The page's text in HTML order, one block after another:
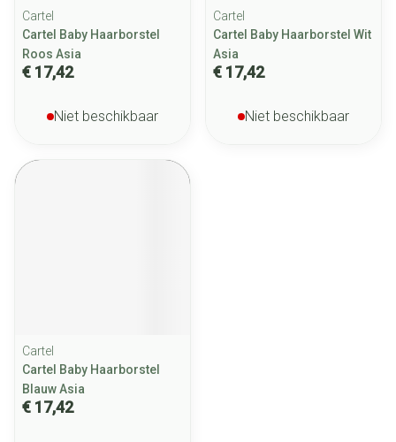
Cartel
Cartel Baby Haarborstel
Roos Asia
€ 17,42
Niet beschikbaar
Cartel
Cartel Baby Haarborstel Wit
Asia
€ 17,42
Niet beschikbaar
Cartel
Cartel Baby Haarborstel
Blauw Asia
€ 17,42